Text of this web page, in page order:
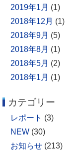
2019年1月 (1)
2018年12月 (1)
2018年9月 (5)
2018年8月 (1)
2018年5月 (2)
2018年1月 (1)
カテゴリー
レポート (3)
NEW (30)
お知らせ (213)